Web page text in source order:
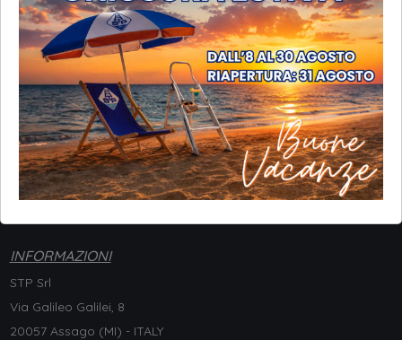
part
part
INFORMAZIONI
STP Srl
Via Galileo Galilei, 8
20057 Assago (MI) - ITALY